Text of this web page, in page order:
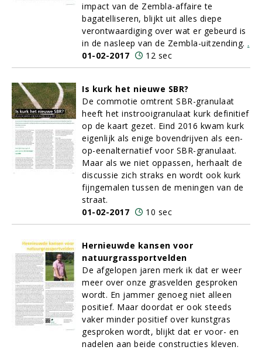
impact van de Zembla-affaire te
bagatelliseren, blijkt uit alles diepe
verontwaardiging over wat er gebeurd is
in de nasleep van de Zembla-uitzending. .
01-02-2017
12 sec
Is kurk het nieuwe SBR?
De commotie omtrent SBR-granulaat
heeft het instrooigranulaat kurk definitief
op de kaart gezet. Eind 2016 kwam kurk
eigenlijk als enige bovendrijven als een-
op-eenalternatief voor SBR-granulaat.
Maar als we niet oppassen, herhaalt de
discussie zich straks en wordt ook kurk
fijngemalen tussen de meningen van de
straat.
01-02-2017
10 sec
Hernieuwde kansen voor
natuurgrassportvelden
De afgelopen jaren merk ik dat er weer
meer over onze grasvelden gesproken
wordt. En jammer genoeg niet alleen
positief. Maar doordat er ook steeds
vaker minder positief over kunstgras
gesproken wordt, blijkt dat er voor- en
nadelen aan beide constructies kleven.